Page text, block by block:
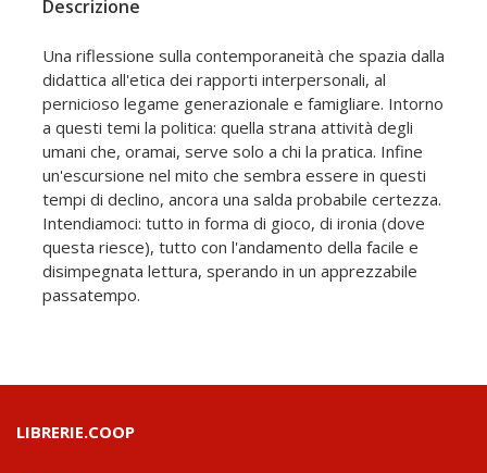
Descrizione
Una riflessione sulla contemporaneità che spazia dalla
didattica all'etica dei rapporti interpersonali, al
pernicioso legame generazionale e famigliare. Intorno
a questi temi la politica: quella strana attività degli
umani che, oramai, serve solo a chi la pratica. Infine
un'escursione nel mito che sembra essere in questi
tempi di declino, ancora una salda probabile certezza.
Intendiamoci: tutto in forma di gioco, di ironia (dove
questa riesce), tutto con l'andamento della facile e
disimpegnata lettura, sperando in un apprezzabile
passatempo.
LIBRERIE.COOP